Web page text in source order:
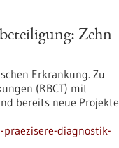
Zehn
Erkrankung. Zu
(RBCT) mit
bereits neue Projekte
diagnostik-